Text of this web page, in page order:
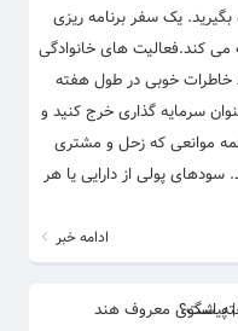
بگیرید. یک سفر برنامه ریزی
کند.فعالیت های خانوادگی
خوبی در طول هفته
سرمایه گذاری خرج کنید و
موانعی که زحل و مشتری
پولی از دارایی یا هر
ادامه خبر